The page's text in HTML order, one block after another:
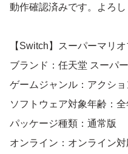
動作確認済みです。よろし
【Switch】スーパーマリ
ブランド：任天堂 スーパ
ゲームジャンル：アクショ
ソフトウェア対象年齢：全
パッケージ種類：通常版
オンライン：オンライン対